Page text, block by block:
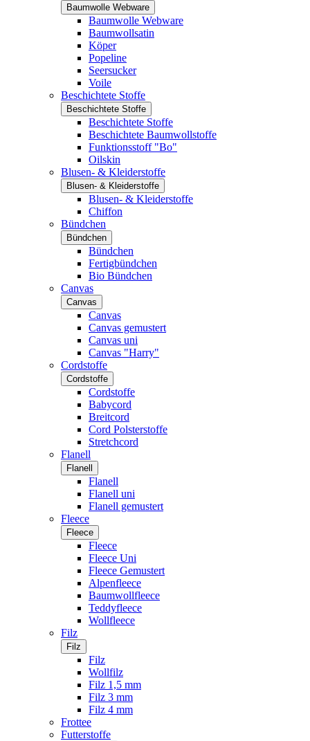
Baumwolle Webware
Baumwolle Webware
Baumwollsatin
Köper
Popeline
Seersucker
Voile
Beschichtete Stoffe
Beschichtete Stoffe
Beschichtete Stoffe
Beschichtete Baumwollstoffe
Funktionsstoff "Bo"
Oilskin
Blusen- & Kleiderstoffe
Blusen- & Kleiderstoffe
Blusen- & Kleiderstoffe
Chiffon
Bündchen
Bündchen
Bündchen
Fertigbündchen
Bio Bündchen
Canvas
Canvas
Canvas
Canvas gemustert
Canvas uni
Canvas "Harry"
Cordstoffe
Cordstoffe
Cordstoffe
Babycord
Breitcord
Cord Polsterstoffe
Stretchcord
Flanell
Flanell
Flanell
Flanell uni
Flanell gemustert
Fleece
Fleece
Fleece
Fleece Uni
Fleece Gemustert
Alpenfleece
Baumwollfleece
Teddyfleece
Wollfleece
Filz
Filz
Filz
Wollfilz
Filz 1,5 mm
Filz 3 mm
Filz 4 mm
Frottee
Futterstoffe